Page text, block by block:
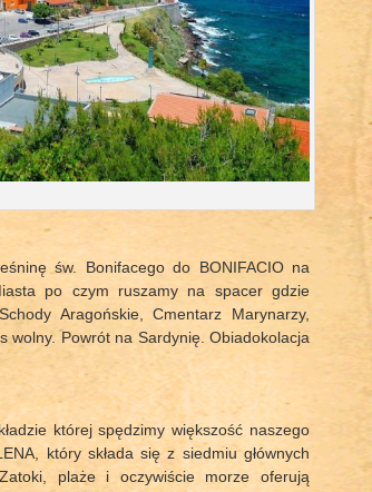
św. Bonifacego do BONIFACIO na
po czym ruszamy na spacer gdzie
Aragońskie, Cmentarz Marynarzy,
wolny. Powrót na Sardynię. Obiadokolacja
której spędzimy większość naszego
który składa się z siedmiu głównych
plaże i oczywiście morze oferują